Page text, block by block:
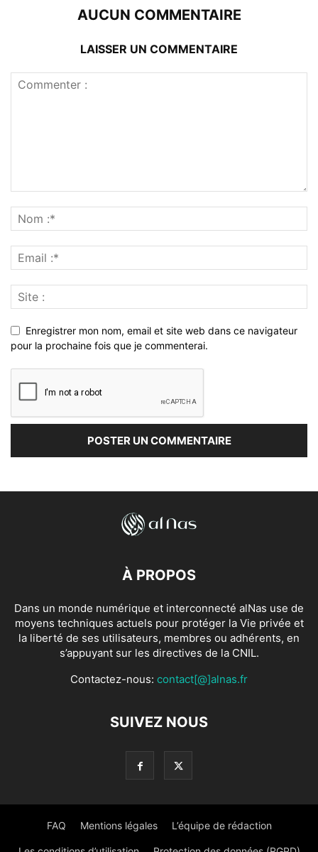
AUCUN COMMENTAIRE
LAISSER UN COMMENTAIRE
Enregistrer mon nom, email et site web dans ce navigateur
pour la prochaine fois que je commenterai.
À PROPOS
Dans un monde numérique et interconnecté alNas use de
moyens techniques actuels pour protéger la Vie privée et
la liberté de ses utilisateurs, membres ou adhérents, en
s’appuyant sur les directives de la CNIL.
Contactez-nous: contact[@]alnas.fr
SUIVEZ NOUS
FAQ Mentions légales L’équipe de rédaction